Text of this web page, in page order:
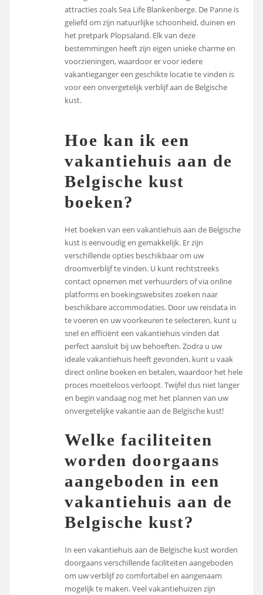
attracties zoals Sea Life Blankenberge. De Panne is
geliefd om zijn natuurlijke schoonheid, duinen en
het pretpark Plopsaland. Elk van deze
bestemmingen heeft zijn eigen unieke charme en
voorzieningen, waardoor er voor iedere
vakantieganger een geschikte locatie te vinden is
voor een onvergetelijk verblijf aan de Belgische
kust.
Hoe kan ik een
vakantiehuis aan de
Belgische kust
boeken?
Het boeken van een vakantiehuis aan de Belgische
kust is eenvoudig en gemakkelijk. Er zijn
verschillende opties beschikbaar om uw
droomverblijf te vinden. U kunt rechtstreeks
contact opnemen met verhuurders of via online
platforms en boekingswebsites zoeken naar
beschikbare accommodaties. Door uw reisdata in
te voeren en uw voorkeuren te selecteren, kunt u
snel en efficiënt een vakantiehuis vinden dat
perfect aansluit bij uw behoeften. Zodra u uw
ideale vakantiehuis heeft gevonden, kunt u vaak
direct online boeken en betalen, waardoor het hele
proces moeiteloos verloopt. Twijfel dus niet langer
en begin vandaag nog met het plannen van uw
onvergetelijke vakantie aan de Belgische kust!
Welke faciliteiten
worden doorgaans
aangeboden in een
vakantiehuis aan de
Belgische kust?
In een vakantiehuis aan de Belgische kust worden
doorgaans verschillende faciliteiten aangeboden
om uw verblijf zo comfortabel en aangenaam
mogelijk te maken. Veel vakantiehuizen zijn